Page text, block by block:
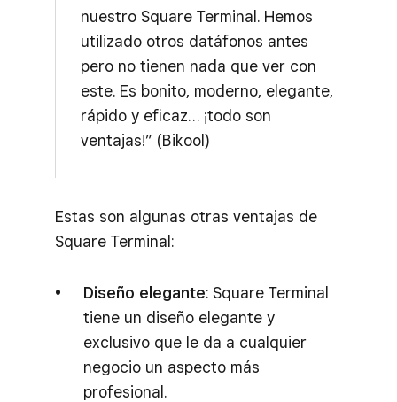
nuestro Square Terminal. Hemos
utilizado otros datáfonos antes
pero no tienen nada que ver con
este. Es bonito, moderno, elegante,
rápido y eficaz… ¡todo son
ventajas!” (Bikool)
Estas son algunas otras ventajas de
Square Terminal:
Diseño elegante: Square Terminal
tiene un diseño elegante y
exclusivo que le da a cualquier
negocio un aspecto más
profesional.